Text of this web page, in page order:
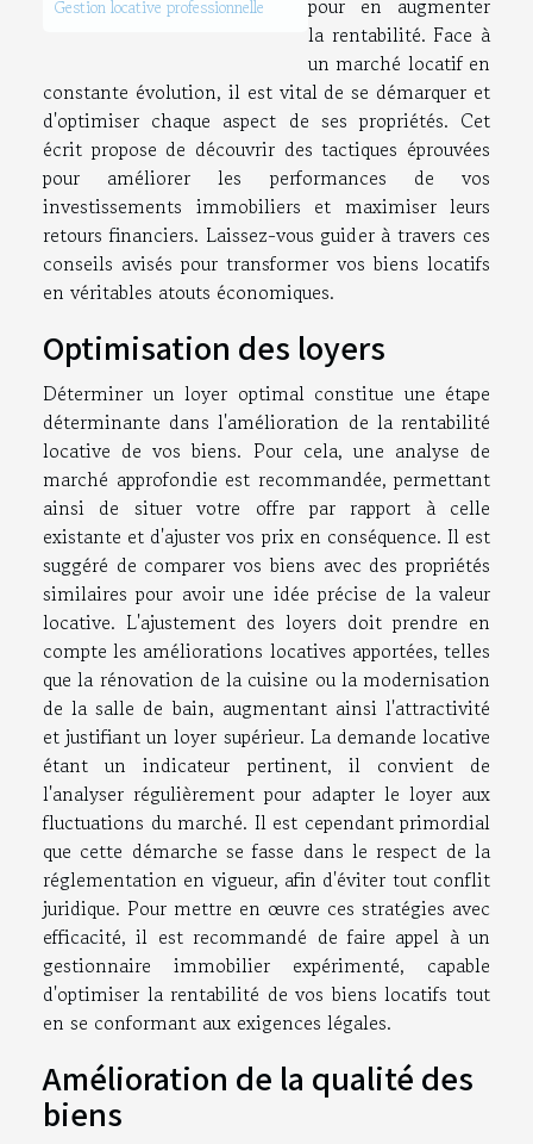
Gestion locative professionnelle
pour en augmenter
la rentabilité. Face à
un marché locatif en
constante évolution, il est vital de se démarquer et
d'optimiser chaque aspect de ses propriétés. Cet
écrit propose de découvrir des tactiques éprouvées
pour améliorer les performances de vos
investissements immobiliers et maximiser leurs
retours financiers. Laissez-vous guider à travers ces
conseils avisés pour transformer vos biens locatifs
en véritables atouts économiques.
Optimisation des loyers
Déterminer un loyer optimal constitue une étape
déterminante dans l'amélioration de la rentabilité
locative de vos biens. Pour cela, une analyse de
marché approfondie est recommandée, permettant
ainsi de situer votre offre par rapport à celle
existante et d'ajuster vos prix en conséquence. Il est
suggéré de comparer vos biens avec des propriétés
similaires pour avoir une idée précise de la valeur
locative. L'ajustement des loyers doit prendre en
compte les améliorations locatives apportées, telles
que la rénovation de la cuisine ou la modernisation
de la salle de bain, augmentant ainsi l'attractivité
et justifiant un loyer supérieur. La demande locative
étant un indicateur pertinent, il convient de
l'analyser régulièrement pour adapter le loyer aux
fluctuations du marché. Il est cependant primordial
que cette démarche se fasse dans le respect de la
réglementation en vigueur, afin d'éviter tout conflit
juridique. Pour mettre en œuvre ces stratégies avec
efficacité, il est recommandé de faire appel à un
gestionnaire immobilier expérimenté, capable
d'optimiser la rentabilité de vos biens locatifs tout
en se conformant aux exigences légales.
Amélioration de la qualité des
biens